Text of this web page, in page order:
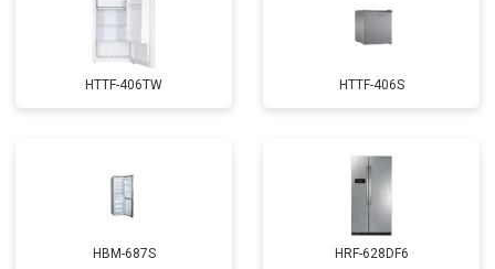
HTTF-406TW HTTF-406S
HBM-687S HRF-628DF6